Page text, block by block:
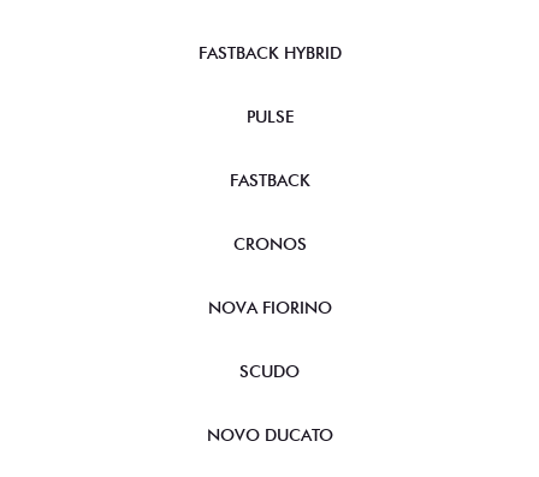
FASTBACK HYBRID
PULSE
FASTBACK
CRONOS
NOVA FIORINO
SCUDO
NOVO DUCATO